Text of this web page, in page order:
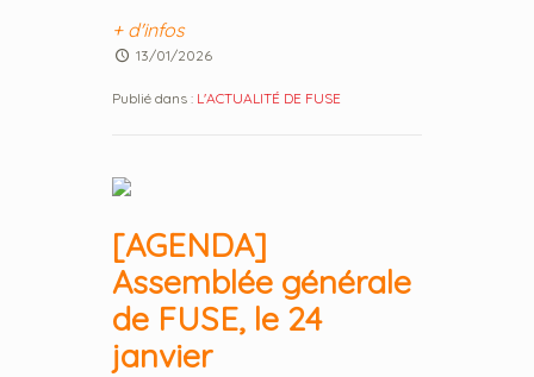
+ d'infos
13/01/2026
Publié dans : L'ACTUALITÉ DE FUSE
[AGENDA]
Assemblée générale
de FUSE, le 24
janvier